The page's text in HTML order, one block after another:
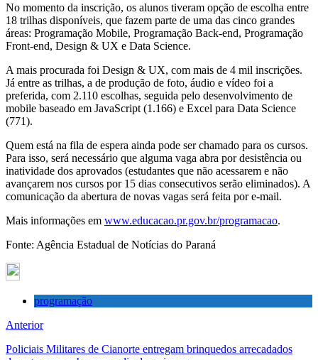
No momento da inscrição, os alunos tiveram opção de escolha entre
18 trilhas disponíveis, que fazem parte de uma das cinco grandes
áreas: Programação Mobile, Programação Back-end, Programação
Front-end, Design & UX e Data Science.
A mais procurada foi Design & UX, com mais de 4 mil inscrições.
Já entre as trilhas, a de produção de foto, áudio e vídeo foi a
preferida, com 2.110 escolhas, seguida pelo desenvolvimento de
mobile baseado em JavaScript (1.166) e Excel para Data Science
(771).
Quem está na fila de espera ainda pode ser chamado para os cursos.
Para isso, será necessário que alguma vaga abra por desistência ou
inatividade dos aprovados (estudantes que não acessarem e não
avançarem nos cursos por 15 dias consecutivos serão eliminados). A
comunicação da abertura de novas vagas será feita por e-mail.
Mais informações em www.educacao.pr.gov.br/programacao.
Fonte: Agência Estadual de Notícias do Paraná
programação
Anterior
Policiais Militares de Cianorte entregam brinquedos arrecadados